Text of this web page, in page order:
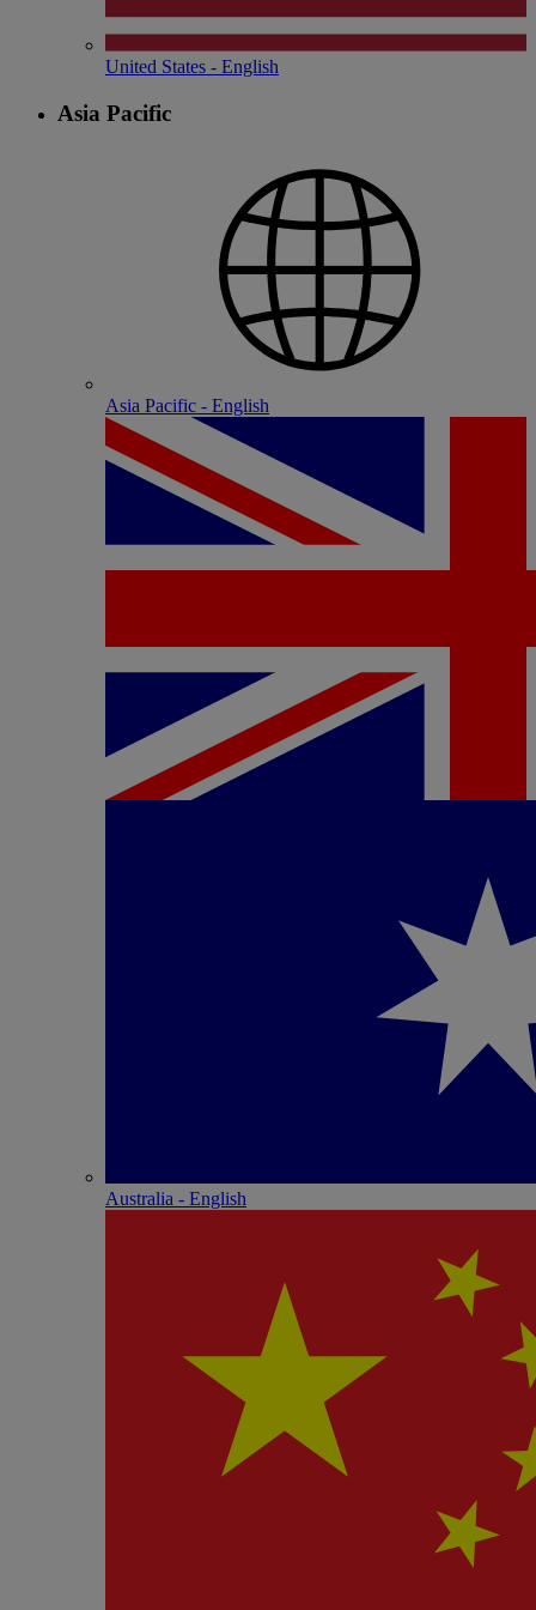
United States - English
Asia Pacific
Asia Pacific - English
Australia - English